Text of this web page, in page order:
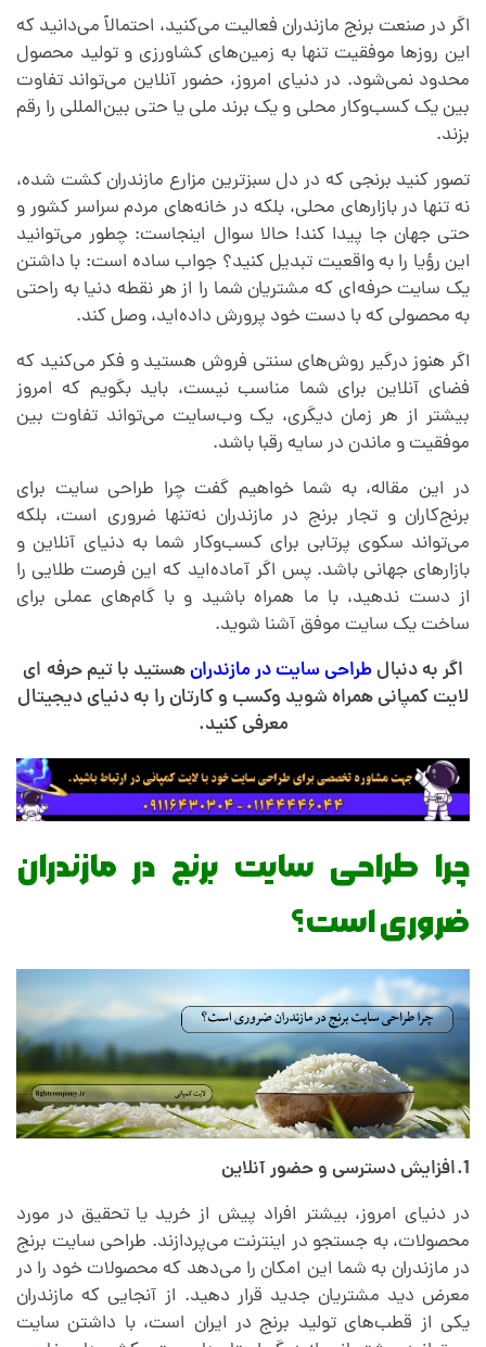
ی
ت
ب
ر
ن
ج
د
ر
م
ا
ز
د
ر
ا
ن
:
ا
ز
م
ز
اگر در صنعت برنج مازندران فعالیت می‌کنید، احتمالاً می‌دانید که
این روزها موفقیت تنها به زمین‌های کشاورزی و تولید محصول
محدود نمی‌شود. در دنیای امروز، حضور آنلاین می‌تواند تفاوت
بین یک کسب‌وکار محلی و یک برند ملی یا حتی بین‌المللی را رقم
بزند.
تصور کنید برنجی که در دل سبزترین مزارع مازندران کشت شده،
نه تنها در بازارهای محلی، بلکه در خانه‌های مردم سراسر کشور و
حتی جهان جا پیدا کند! حالا سوال اینجاست: چطور می‌توانید
این رؤیا را به واقعیت تبدیل کنید؟ جواب ساده است: با داشتن
یک سایت حرفه‌ای که مشتریان شما را از هر نقطه دنیا به راحتی
به محصولی که با دست خود پرورش داده‌اید، وصل کند.
اگر هنوز درگیر روش‌های سنتی فروش هستید و فکر می‌کنید که
فضای آنلاین برای شما مناسب نیست، باید بگویم که امروز
بیشتر از هر زمان دیگری، یک وب‌سایت می‌تواند تفاوت بین
موفقیت و ماندن در سایه رقبا باشد.
در این مقاله، به شما خواهیم گفت چرا طراحی سایت برای
برنج‌کاران و تجار برنج در مازندران نه‌تنها ضروری است، بلکه
می‌تواند سکوی پرتابی برای کسب‌وکار شما به دنیای آنلاین و
بازارهای جهانی باشد. پس اگر آماده‌اید که این فرصت طلایی را
از دست ندهید، با ما همراه باشید و با گام‌های عملی برای
ساخت یک سایت موفق آشنا شوید.
اگر به دنبالطراحی سایت در مازندرانهستید با تیم حرفه ای
لایت کمپانی همراه شوید وکسب و کارتان را به دنیای دیجیتال
معرفی کنید.
چرا طراحی سایت برنج در مازندران
ضروری است؟
1.افزایش دسترسی و حضور آنلاین
در دنیای امروز، بیشتر افراد پیش از خرید یا تحقیق در مورد
محصولات، به جستجو در اینترنت می‌پردازند. طراحی سایت برنج
در مازندران به شما این امکان را می‌دهد که محصولات خود را در
معرض دید مشتریان جدید قرار دهید. از آنجایی که مازندران
یکی از قطب‌های تولید برنج در ایران است، با داشتن سایت